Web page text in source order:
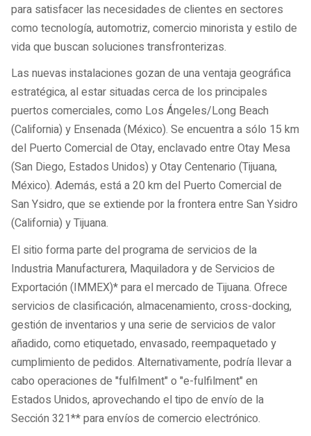
para satisfacer las necesidades de clientes en sectores
como tecnología, automotriz, comercio minorista y estilo de
vida que buscan soluciones transfronterizas.
Las nuevas instalaciones gozan de una ventaja geográfica
estratégica, al estar situadas cerca de los principales
puertos comerciales, como Los Ángeles/Long Beach
(California) y Ensenada (México). Se encuentra a sólo 15 km
del Puerto Comercial de Otay, enclavado entre Otay Mesa
(San Diego, Estados Unidos) y Otay Centenario (Tijuana,
México). Además, está a 20 km del Puerto Comercial de
San Ysidro, que se extiende por la frontera entre San Ysidro
(California) y Tijuana.
El sitio forma parte del programa de servicios de la
Industria Manufacturera, Maquiladora y de Servicios de
Exportación (IMMEX)* para el mercado de Tijuana. Ofrece
servicios de clasificación, almacenamiento, cross-docking,
gestión de inventarios y una serie de servicios de valor
añadido, como etiquetado, envasado, reempaquetado y
cumplimiento de pedidos. Alternativamente, podría llevar a
cabo operaciones de "fulfilment" o "e-fulfilment" en
Estados Unidos, aprovechando el tipo de envío de la
Sección 321** para envíos de comercio electrónico.